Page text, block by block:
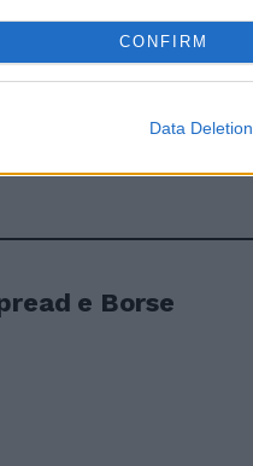
CONFIRM
Data Deletion
In un mese +8
e Borse